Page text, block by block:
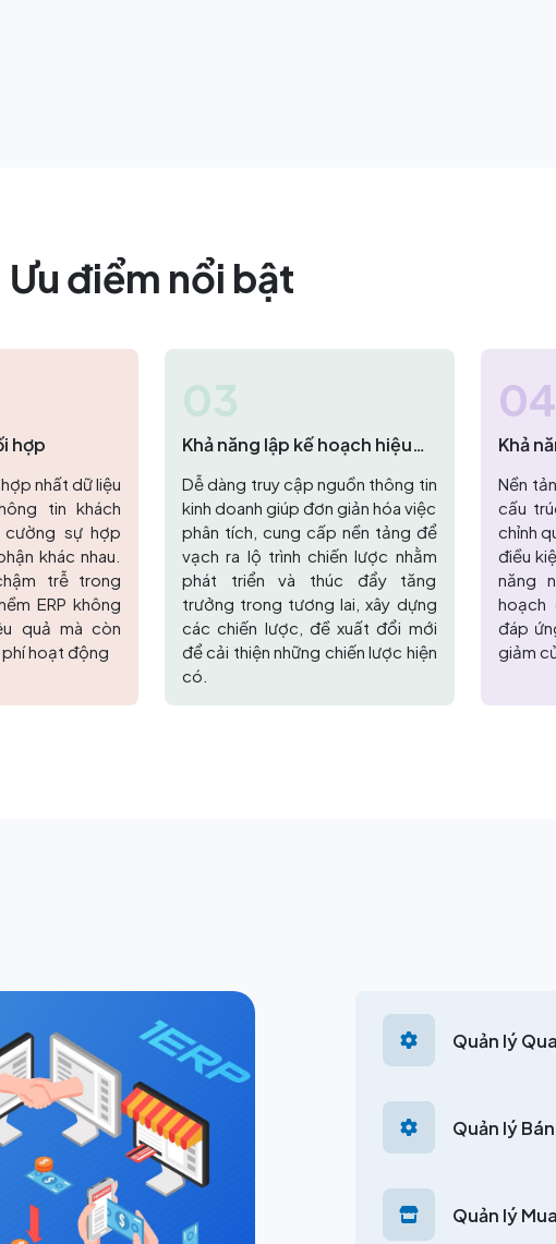
Ưu điểm nổi bật
hợp
nhất dữ liệu
tin khách
cường sự hợp
khác nhau.
trễ trong
ERP không
quả mà còn
hoạt động
03
Khả năng lập kế hoạch hiệu
quả
Dễ dàng truy cập nguồn thông tin
kinh doanh giúp đơn giản hóa việc
phân tích, cung cấp nền tảng để
vạch ra lộ trình chiến lược nhằm
phát triển và thúc đẩy tăng
trưởng trong tương lai, xây dựng
các chiến lược, đề xuất đổi mới
để cải thiện những chiến lược hiện
có.
04
Khả
Nền
cấu
chỉnh
điều
năng
hoạch
đáp
giảm
Quản lý
Quản lý
Quản lý